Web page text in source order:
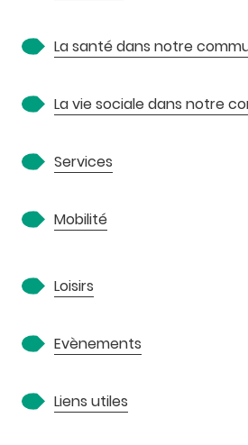
La santé dans notre
La vie sociale dans notre
Services
Mobilité
Loisirs
Evènements
Liens utiles